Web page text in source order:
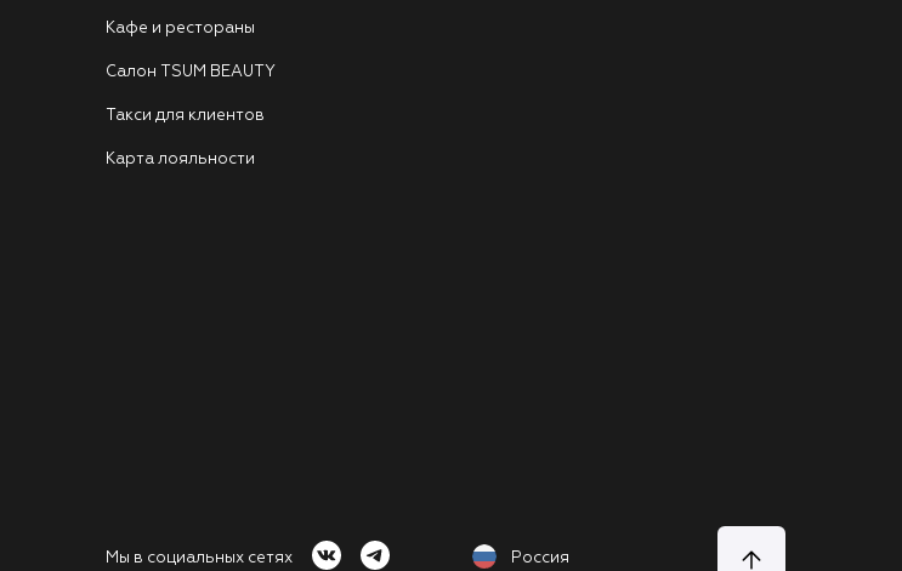
Кафе и рестораны
Салон TSUM BEAUTY
Такси для клиентов
Карта лояльности
Мы в социальных сетях Россия